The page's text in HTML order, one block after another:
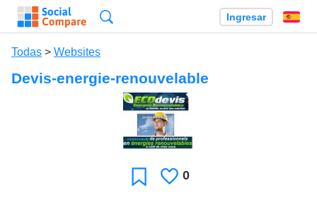
Ingresar
Todas > Websites
Devis-energie-renouvelable
Favoritos
Le
0